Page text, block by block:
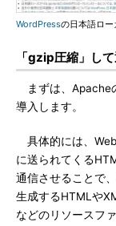
WordPressの日本語ロー
「gzip圧縮」し
まずは、Apache
導入します。
具体的には、
に送られてくる
通信させることで
生成するHTMLや
などのリソースフ